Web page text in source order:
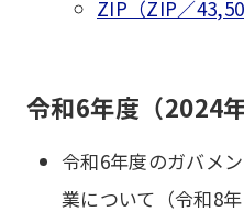
ZIP（ZIP／
令和6年度（2024年
令和6年度のガバメ
業について（令和8